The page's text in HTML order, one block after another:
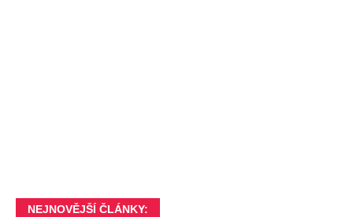
NEJNOVĚJŠÍ ČLÁNKY: